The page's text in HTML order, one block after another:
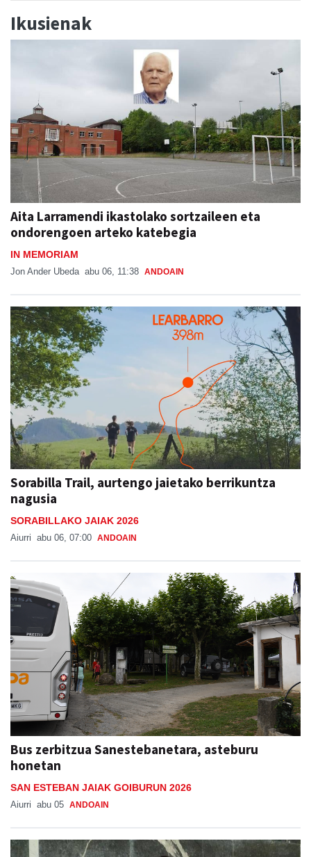
Ikusienak
Aita Larramendi ikastolako sortzaileen eta
ondorengoen arteko katebegia
IN MEMORIAM
Jon Ander Ubeda abu 06, 11:38 ANDOAIN
Sorabilla Trail, aurtengo jaietako berrikuntza
nagusia
SORABILLAKO JAIAK 2026
Aiurri abu 06, 07:00 ANDOAIN
Bus zerbitzua Sanestebanetara, asteburu
honetan
SAN ESTEBAN JAIAK GOIBURUN 2026
Aiurri abu 05 ANDOAIN